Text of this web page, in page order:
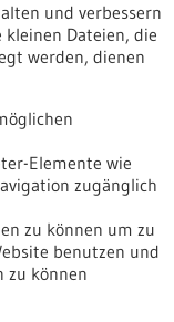
als assoziierter
ins
in der
eines
und zwei
und verbessern
kleinen Dateien, die
werden, dienen
Elemente wie
zugänglich
zu können um zu
benutzen und
zu können